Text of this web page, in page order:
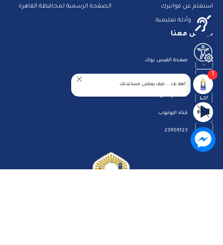
استعلم عن فواتيرك
منصات وأدلة تعليمية
الصفحة الرسمية لمحافظة القاهرة
تواصل معنا
صفحة الفيس بوك
قناة الواتس اب
قناة اليوتيوب
23909123
أهلا بك ... كيف يمكننى مساعدتك
1